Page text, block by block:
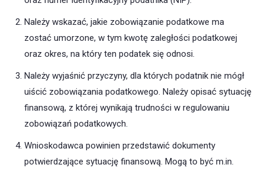
Należy wskazać, jakie zobowiązanie podatkowe ma
zostać umorzone, w tym kwotę zaległości podatkowej
oraz okres, na który ten podatek się odnosi.
Należy wyjaśnić przyczyny, dla których podatnik nie mógł
uiścić zobowiązania podatkowego. Należy opisać sytuację
finansową, z której wynikają trudności w regulowaniu
zobowiązań podatkowych.
Wnioskodawca powinien przedstawić dokumenty
potwierdzające sytuację finansową. Mogą to być m.in.